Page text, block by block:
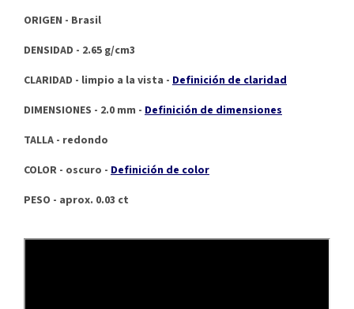
ORIGEN - Brasil
DENSIDAD - 2.65 g/cm3
CLARIDAD - limpio a la vista - Definición de claridad
DIMENSIONES - 2.0 mm - Definición de dimensiones
TALLA - redondo
COLOR - oscuro - Definición de color
PESO - aprox. 0.03 ct